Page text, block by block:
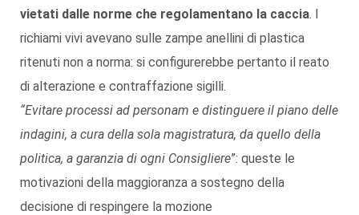
vietati dalle norme che regolamentano la caccia. I
richiami vivi avevano sulle zampe anellini di plastica
ritenuti non a norma: si configurerebbe pertanto il reato
di alterazione e contraffazione sigilli.
“Evitare processi ad personam e distinguere il piano delle
indagini, a cura della sola magistratura, da quello della
politica, a garanzia di ogni Consigliere”: queste le
motivazioni della maggioranza a sostegno della
decisione di respingere la mozione